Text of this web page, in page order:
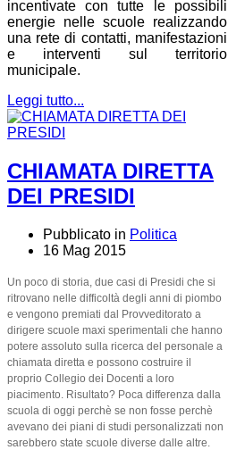
incentivate con tutte le possibili
energie nelle scuole realizzando
una rete di contatti, manifestazioni
e interventi sul territorio
municipale.
Leggi tutto...
CHIAMATA DIRETTA
DEI PRESIDI
Pubblicato in Politica
16 Mag 2015
Un poco di storia, due casi di Presidi che si
ritrovano nelle difficoltà degli anni di piombo
e vengono premiati dal Provveditorato a
dirigere scuole maxi sperimentali che hanno
potere assoluto sulla ricerca del personale a
chiamata diretta e possono costruire il
proprio Collegio dei Docenti a loro
piacimento. Risultato? Poca differenza dalla
scuola di oggi perchè se non fosse perchè
avevano dei piani di studi personalizzati non
sarebbero state scuole diverse dalle altre.